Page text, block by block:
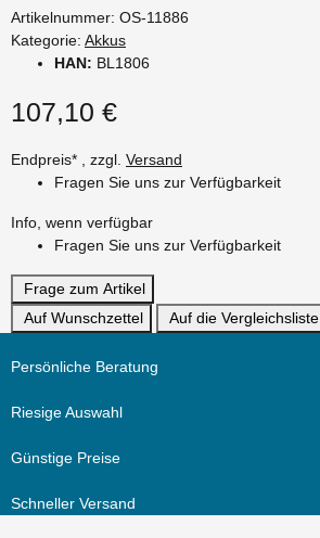
Artikelnummer: OS-11886
Kategorie: Akkus
HAN: BL1806
107,10 €
Endpreis* , zzgl. Versand
Fragen Sie uns zur Verfügbarkeit
Info, wenn verfügbar
Fragen Sie uns zur Verfügbarkeit
Frage zum Artikel
Auf Wunschzettel
Auf die Vergleichsliste
Persönliche Beratung
Riesige Auswahl
Günstige Preise
Schneller Versand